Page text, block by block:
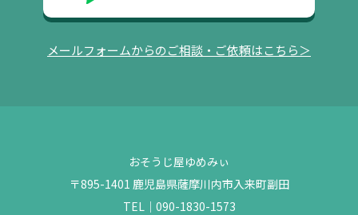
メールフォームからのご相談・ご依頼はこちら＞
おそうじ屋ゆめみぃ
〒895-1401 鹿児島県薩摩川内市入来町副田
TEL｜ 090-1830-1573